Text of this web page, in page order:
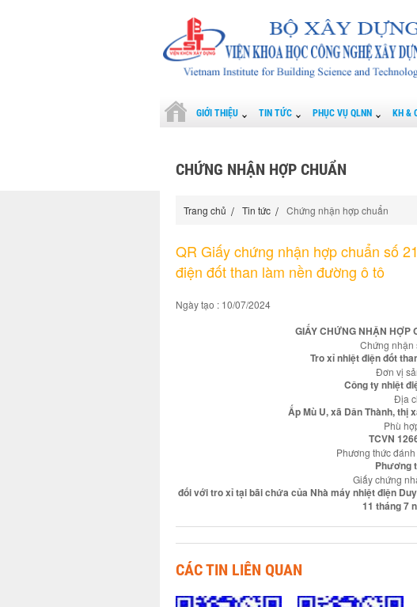
GIỚI THIỆU TIN TỨC PHỤC VỤ QLNN KH &
CHỨNG NHẬN HỢP CHUẨN
Trang chủ Tin tức Chứng nhận hợp chuẩn
QR Giấy chứng nhận hợp chuẩn số
điện đốt than làm nền đường ô tô
Ngày tạo : 10/07/2024
GIẤY CHỨNG NHẬN HỢP
Chứng nhận
Tro xỉ nhiệt điện đốt
Đơn vị
Công ty nhiệt
Địa
Ấp Mù U, xã Dân Thành, thị
Phù
TCVN
Phương thức
Phương
Giấy chứng
đối với tro xỉ tại bãi chứa của Nhà máy nhiệt điện
11 tháng 7
CÁC TIN LIÊN QUAN